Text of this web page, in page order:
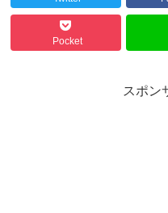
Pocket
スポン